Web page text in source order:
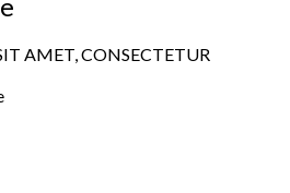
AMET, CONSECTETUR